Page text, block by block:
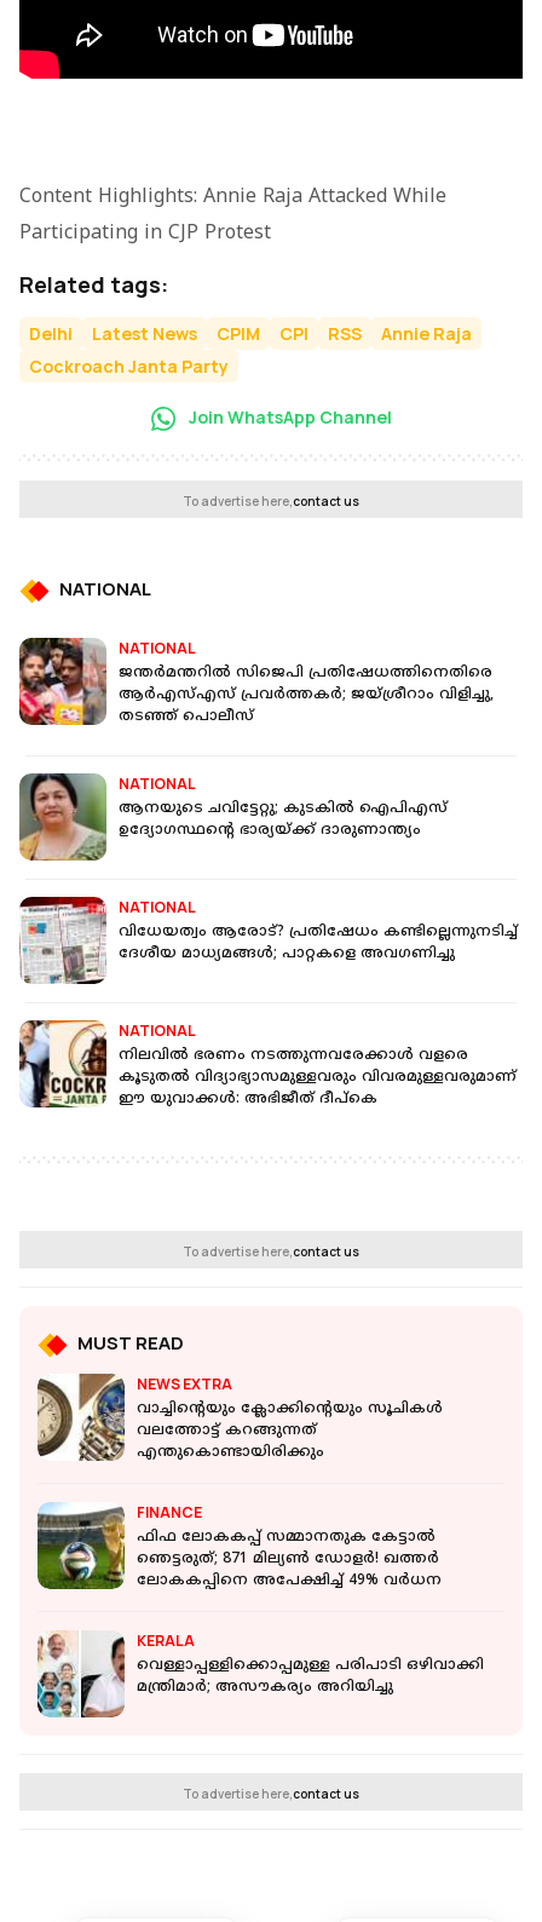
Content Highlights: Annie Raja Attacked While
Participating in CJP Protest
Related tags:
Delhi Latest News CPIM CPI RSS
Annie Raja
Cockroach Janta Party
Join WhatsApp Channel
To advertise here,contact us
NATIONAL
NATIONAL
ജന്തര്‍മന്തറില്‍ സിജെപി പ്രതിഷേധത്തിനെതിരെ
ആര്‍എസ്എസ് പ്രവര്‍ത്തകര്‍; ജയ്ശ്രീറാം വിളിച്ചു,
തടഞ്ഞ് പൊലീസ്
NATIONAL
ആനയുടെ ചവിട്ടേറ്റു; കുടകില്‍ ഐപിഎസ്
ഉദ്യോഗസ്ഥന്റെ ഭാര്യയ്ക്ക് ദാരുണാന്ത്യം
NATIONAL
വിധേയത്വം ആരോട്? പ്രതിഷേധം കണ്ടില്ലെന്നുനടിച്ച്
ദേശീയ മാധ്യമങ്ങള്‍; പാറ്റകളെ അവഗണിച്ചു
NATIONAL
നിലവിൽ ഭരണം നടത്തുന്നവരേക്കാൾ വളരെ
കൂടുതൽ വിദ്യാഭ്യാസമുള്ളവരും വിവരമുള്ളവരുമാണ്
ഈ യുവാക്കൾ: അഭിജീത് ദീപ്കെ
To advertise here,contact us
MUST READ
NEWS EXTRA
വാച്ചിന്റെയും ക്ലോക്കിന്റെയും സൂചികള്‍
വലത്തോട്ട് കറങ്ങുന്നത്
എന്തുകൊണ്ടായിരിക്കും
FINANCE
ഫിഫ ലോകകപ്പ് സമ്മാനതുക കേട്ടാല്‍
ഞെട്ടരുത്; 871 മില്യണ്‍ ഡോളര്‍! ഖത്തര്‍
ലോകകപ്പിനെ അപേക്ഷിച്ച് 49% വര്‍ധന
KERALA
വെള്ളാപ്പള്ളിക്കൊപ്പമുള്ള പരിപാടി ഒഴിവാക്കി
മന്ത്രിമാര്‍; അസൗകര്യം അറിയിച്ചു
To advertise here,contact us